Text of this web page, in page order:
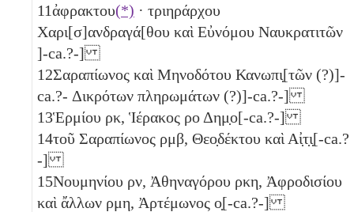
11ἀφρακτου(*) · τριηράρχου
Χαρι[σ]ανδραγά[θου καὶ Εὐνόμου Ναυκρατιτῶν
]-ca.?-]
12Σαραπίωνος καὶ Μηνοδότου Κανωπι̣[τῶν (?)]-
ca.?- Δικρότων πληρωμάτων (?)]-ca.?-]
13Ἑρμίου ρκ, Ἱέρακος ρο Δημ̣ο[-ca.?-]
14τοῦ Σαραπίωνος ρμβ, Θεο̣δέκτου καὶ Αἰ̣τ̣ι̣[-ca.?
-]
15Νουμηνίου ρν, Ἀθηναγόρου ρκη, Ἀφροδισίου
καὶ ἄλλων ρμη, Ἀρτέμωνος ο̣[-ca.?-]